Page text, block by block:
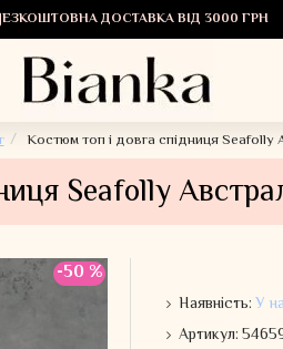
ДОСТАВКА ВІД 3000 ГРН
Костюм топ і довга спідниця Seafolly
Seafolly
-50 %
Наявність:У
Артикул: